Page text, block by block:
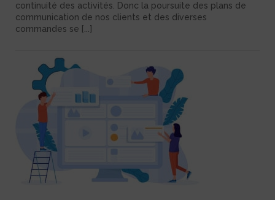
continuité des activités. Donc la poursuite des plans de
communication de nos clients et des diverses
commandes se [...]